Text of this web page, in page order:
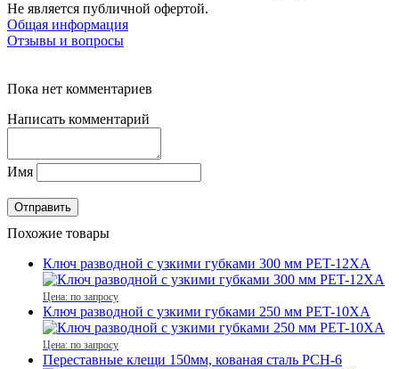
Не является публичной офертой.
Общая информация
Отзывы и вопросы
Пока нет комментариев
Написать комментарий
Имя
Похожие товары
Ключ разводной с узкими губками 300 мм PET-12XA
Цена: по запросу
Ключ разводной с узкими губками 250 мм PET-10XA
Цена: по запросу
Переставные клещи 150мм, кованая сталь PCH-6